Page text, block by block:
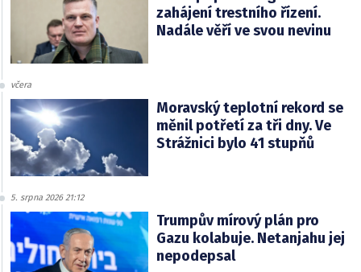
zahájení trestního řízení.
Nadále věří ve svou nevinu
včera
Moravský teplotní rekord se
měnil potřetí za tři dny. Ve
Strážnici bylo 41 stupňů
5. srpna 2026 21:12
Trumpův mírový plán pro
Gazu kolabuje. Netanjahu jej
nepodepsal